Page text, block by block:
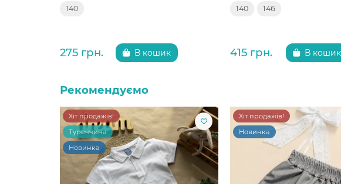
140
275 грн. В кошик
140 146
415 грн. В кошик
Рекомендуємо
Хіт продажів!
Туреччина
Новинка
Хіт продажів!
Новинка